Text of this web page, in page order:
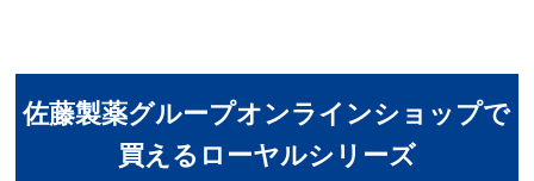
佐藤製薬グループオンラインショップで
買えるローヤルシリーズ